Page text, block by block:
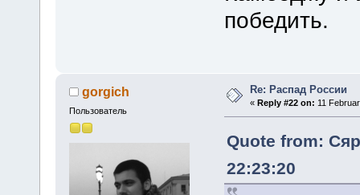
победить.
gorgich
Пользователь
Re: Распад России
«Reply #22 on: 11
Quote from:
22:23:20